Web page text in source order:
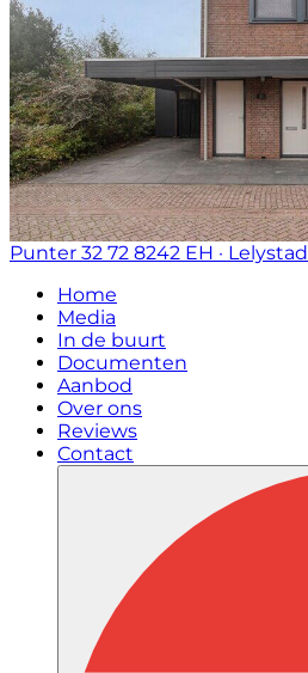
Punter 32 72 8242 EH · Lelystad
Home
Media
In de buurt
Documenten
Aanbod
Over ons
Reviews
Contact